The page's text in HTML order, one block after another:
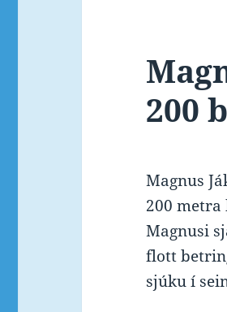
200
Magnus
200
Magnusi
flott
sjúku í